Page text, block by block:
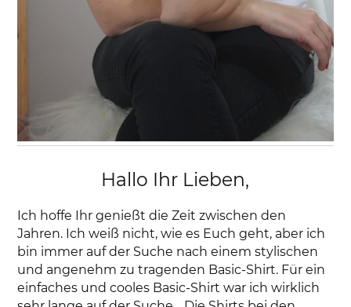
Hallo Ihr Lieben,
Ich hoffe Ihr genießt die Zeit zwischen den
Jahren. Ich weiß nicht, wie es Euch geht, aber ich
bin immer auf der Suche nach einem stylischen
und angenehm zu tragenden Basic-Shirt. Für ein
einfaches und cooles Basic-Shirt war ich wirklich